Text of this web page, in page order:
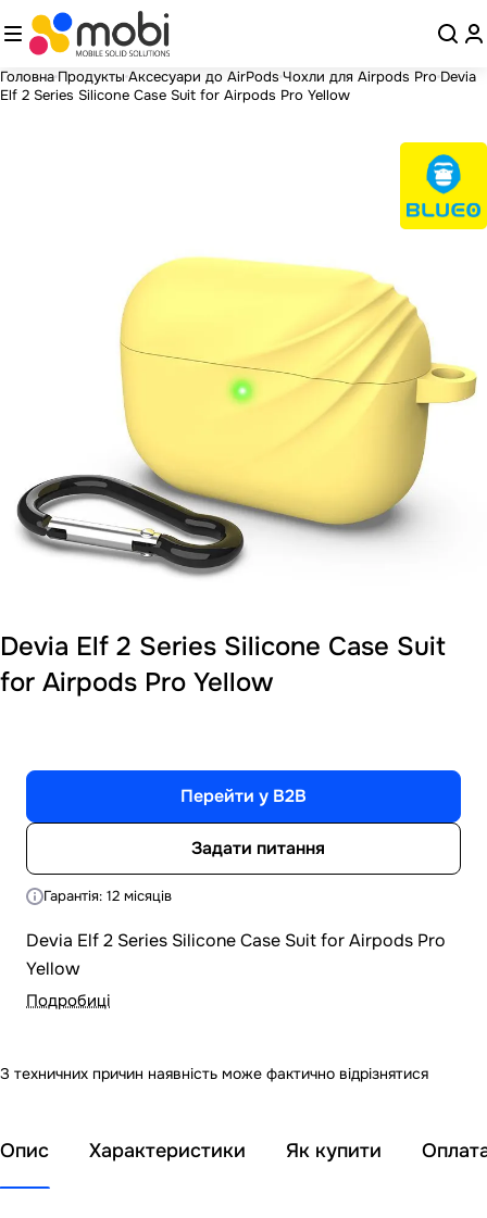
Головна Продукты Аксесуари до AirPods Чохли для Airpods Pro Devia
Elf 2 Series Silicone Case Suit for Airpods Pro Yellow
Devia Elf 2 Series Silicone Case Suit
for Airpods Pro Yellow
Перейти у B2B
Задати питання
Гарантія: 12 місяців
Devia Elf 2 Series Silicone Case Suit for Airpods Pro
Yellow
Подробиці
З техничних причин наявність може фактично відрізнятися
Опис Характеристики Як купити